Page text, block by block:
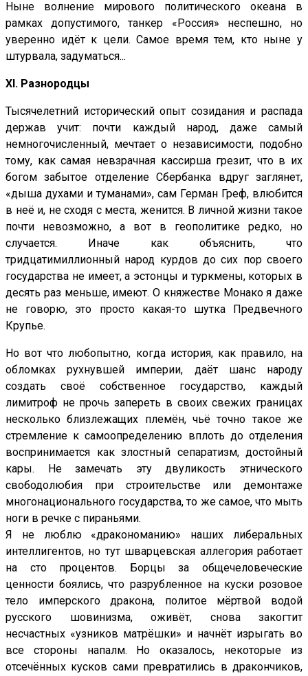
Ныне волнение мирового политического океана в
рамках допустимого, танкер «Россия» неспешно, но
уверенно идёт к цели. Самое время тем, кто ныне у
штурвала, задуматься...
XI. Разнородцы
Тысячелетний исторический опыт созидания и распада
держав учит: почти каждый народ, даже самый
немногочисленный, мечтает о независимости, подобно
тому, как самая невзрачная кассирша грезит, что в их
богом забытое отделение Сбербанка вдруг заглянет,
«дыша духами и туманами», сам Герман Греф, влюбится
в неё и, не сходя с места, женится. В личной жизни такое
почти невозможно, а вот в гео­политике редко, но
случается. Иначе как объяснить, что
тридцатимиллионный народ курдов до сих пор своего
государства не имеет, а эстонцы и туркмены, которых в
десять раз меньше, имеют. О княжестве Монако я даже
не говорю, это просто какая-то шутка Предвечного
Крупье.
Но вот что любопытно, когда история, как правило, на
обломках рухнувшей империи, даёт шанс народу
создать своё собственное государство, каждый
лимитроф не прочь запереть в своих свежих границах
несколько близлежащих племён, чьё точно такое же
стремление к самоопределению вплоть до отделения
воспринимается как злостный сепаратизм, достойный
кары. Не замечать эту двуликость этнического
свободолюбия при строительстве или демонтаже
многонационального государства, то же самое, что мыть
ноги в речке с пираньями.
Я не люблю «дракономанию» наших либеральных
интеллигентов, но тут шварцевская аллегория работает
на сто процентов. Борцы за общечеловеческие
ценности боялись, что разрубленное на куски розовое
тело имперского дракона, политое мёртвой водой
русского шовинизма, оживёт, снова закогтит
несчастных «узников матрёшки» и начнёт изрыгать во
все стороны напалм. Но оказалось, некоторые из
отсечённых кусков сами превратились в дракончиков,